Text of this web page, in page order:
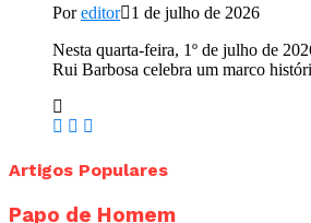
Poreditor
1 de julho de 2026
Nesta quarta-feira, 1º de julho de
Rui Barbosa celebra um marco
Artigos Populares
Papo de Homem